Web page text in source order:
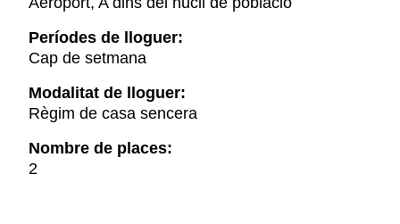
Períodes de lloguer:
Cap de setmana
Modalitat de lloguer:
Règim de casa sencera
Nombre de places:
2